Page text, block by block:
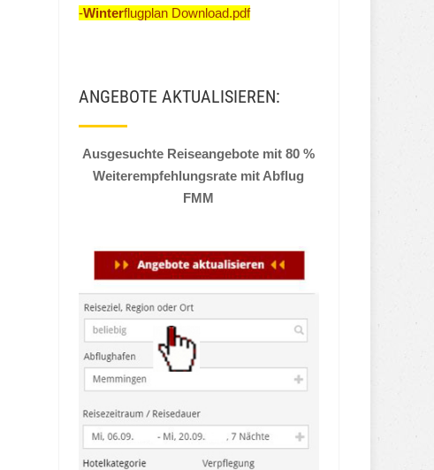
-Winterflugplan Download.pdf
ANGEBOTE AKTUALISIEREN:
Ausgesuchte Reiseangebote mit 80 %
Weiterempfehlungsrate mit Abflug
FMM